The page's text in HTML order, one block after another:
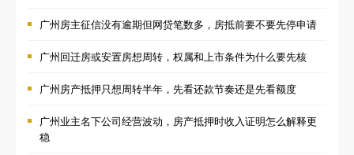
广州房主征信没有逾期但网贷笔数多，房抵前要不要先停申请
广州回迁房或安置房想周转，权属和上市条件为什么要先核
广州房产抵押只想周转半年，先看还款节奏还是先看额度
广州业主名下公司经营波动，房产抵押时收入证明怎么解释更
稳